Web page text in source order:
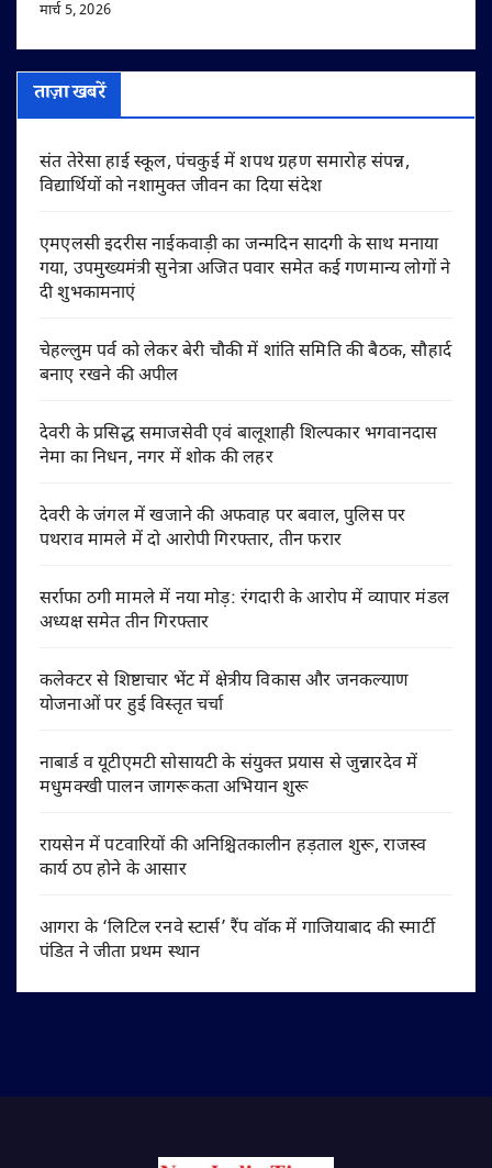
मार्च 5, 2026
ताज़ा खबरें
संत तेरेसा हाई स्कूल, पंचकुई में शपथ ग्रहण समारोह संपन्न,
विद्यार्थियों को नशामुक्त जीवन का दिया संदेश
एमएलसी इदरीस नाईकवाड़ी का जन्मदिन सादगी के साथ मनाया
गया, उपमुख्यमंत्री सुनेत्रा अजित पवार समेत कई गणमान्य लोगों ने
दी शुभकामनाएं
चेहल्लुम पर्व को लेकर बेरी चौकी में शांति समिति की बैठक, सौहार्द
बनाए रखने की अपील
देवरी के प्रसिद्ध समाजसेवी एवं बालूशाही शिल्पकार भगवानदास
नेमा का निधन, नगर में शोक की लहर
देवरी के जंगल में खजाने की अफवाह पर बवाल, पुलिस पर
पथराव मामले में दो आरोपी गिरफ्तार, तीन फरार
सर्राफा ठगी मामले में नया मोड़: रंगदारी के आरोप में व्यापार मंडल
अध्यक्ष समेत तीन गिरफ्तार
कलेक्टर से शिष्टाचार भेंट में क्षेत्रीय विकास और जनकल्याण
योजनाओं पर हुई विस्तृत चर्चा
नाबार्ड व यूटीएमटी सोसायटी के संयुक्त प्रयास से जुन्नारदेव में
मधुमक्खी पालन जागरूकता अभियान शुरू
रायसेन में पटवारियों की अनिश्चितकालीन हड़ताल शुरू, राजस्व
कार्य ठप होने के आसार
आगरा के ‘लिटिल रनवे स्टार्स’ रैंप वॉक में गाजियाबाद की स्मार्टी
पंडित ने जीता प्रथम स्थान